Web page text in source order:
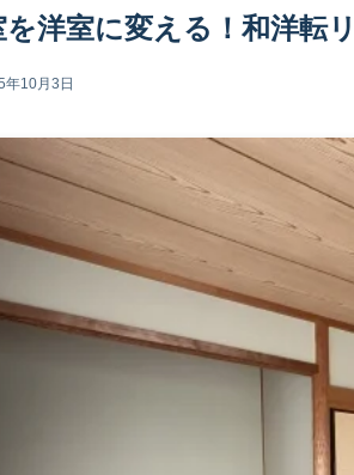
を洋室に変える！和洋転
年10月3日